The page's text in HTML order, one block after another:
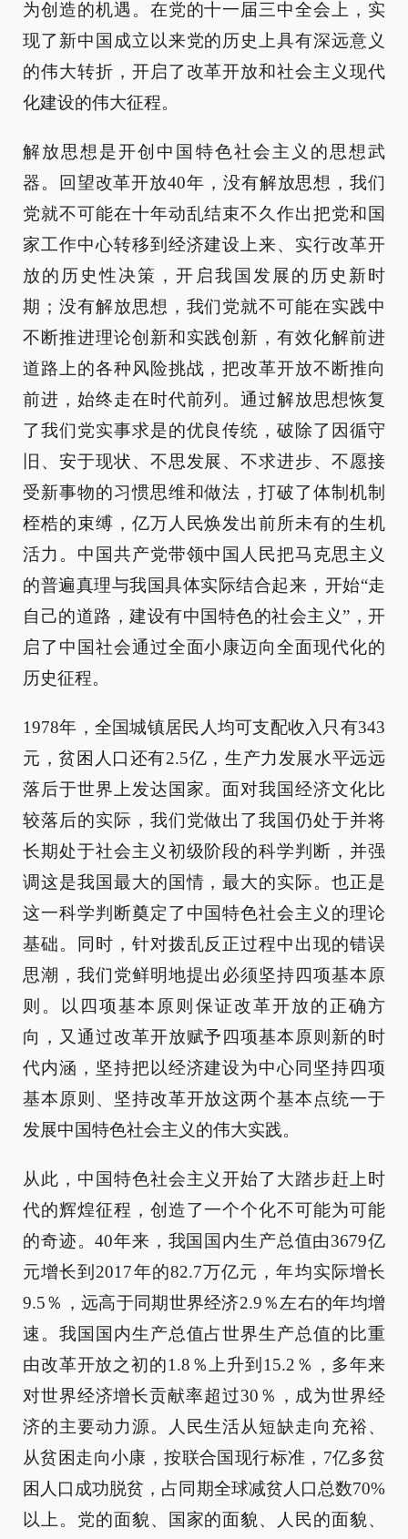
为创造的机遇。在党的十一届三中全会上，实
现了新中国成立以来党的历史上具有深远意义
的伟大转折，开启了改革开放和社会主义现代
化建设的伟大征程。
解放思想是开创中国特色社会主义的思想武
器。回望改革开放40年，没有解放思想，我们
党就不可能在十年动乱结束不久作出把党和国
家工作中心转移到经济建设上来、实行改革开
放的历史性决策，开启我国发展的历史新时
期；没有解放思想，我们党就不可能在实践中
不断推进理论创新和实践创新，有效化解前进
道路上的各种风险挑战，把改革开放不断推向
前进，始终走在时代前列。通过解放思想恢复
了我们党实事求是的优良传统，破除了因循守
旧、安于现状、不思发展、不求进步、不愿接
受新事物的习惯思维和做法，打破了体制机制
桎梏的束缚，亿万人民焕发出前所未有的生机
活力。中国共产党带领中国人民把马克思主义
的普遍真理与我国具体实际结合起来，开始“走
自己的道路，建设有中国特色的社会主义”，开
启了中国社会通过全面小康迈向全面现代化的
历史征程。
1978年，全国城镇居民人均可支配收入只有343
元，贫困人口还有2.5亿，生产力发展水平远远
落后于世界上发达国家。面对我国经济文化比
较落后的实际，我们党做出了我国仍处于并将
长期处于社会主义初级阶段的科学判断，并强
调这是我国最大的国情，最大的实际。也正是
这一科学判断奠定了中国特色社会主义的理论
基础。同时，针对拨乱反正过程中出现的错误
思潮，我们党鲜明地提出必须坚持四项基本原
则。以四项基本原则保证改革开放的正确方
向，又通过改革开放赋予四项基本原则新的时
代内涵，坚持把以经济建设为中心同坚持四项
基本原则、坚持改革开放这两个基本点统一于
发展中国特色社会主义的伟大实践。
从此，中国特色社会主义开始了大踏步赶上时
代的辉煌征程，创造了一个个化不可能为可能
的奇迹。40年来，我国国内生产总值由3679亿
元增长到2017年的82.7万亿元，年均实际增长
9.5％，远高于同期世界经济2.9％左右的年均增
速。我国国内生产总值占世界生产总值的比重
由改革开放之初的1.8％上升到15.2％，多年来
对世界经济增长贡献率超过30％，成为世界经
济的主要动力源。人民生活从短缺走向充裕、
从贫困走向小康，按联合国现行标准，7亿多贫
困人口成功脱贫，占同期全球减贫人口总数70%
以上。党的面貌、国家的面貌、人民的面貌、